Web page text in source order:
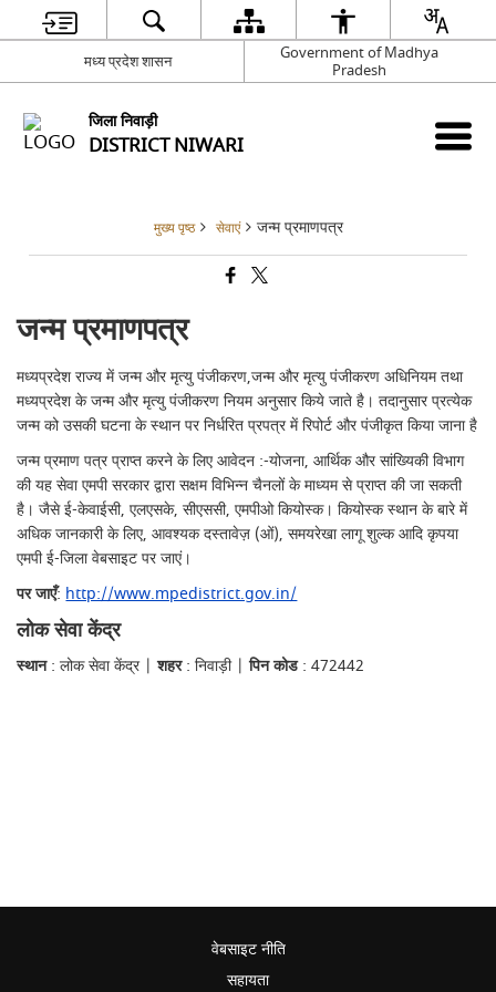
मध्य प्रदेश शासन
Government of Madhya
Pradesh
जिला निवाड़ी
DISTRICT NIWARI
मुख्य पृष्ठ सेवाएं जन्म प्रमाणपत्र
जन्म प्रमाणपत्र
मध्यप्रदेश राज्य में जन्म और मृत्यु पंजीकरण,जन्म और मृत्यु पंजीकरण अधिनियम तथा
मध्यप्रदेश के जन्म और मृत्यु पंजीकरण नियम अनुसार किये जाते है। तदानुसार प्रत्येक
जन्म को उसकी घटना के स्थान पर निर्धरित प्रपत्र में रिपोर्ट और पंजीकृत किया जाना है
जन्म प्रमाण पत्र प्राप्त करने के लिए आवेदन :-योजना, आर्थिक और सांख्यिकी विभाग
की यह सेवा एमपी सरकार द्वारा सक्षम विभिन्न चैनलों के माध्यम से प्राप्त की जा सकती
है। जैसे ई-केवाईसी, एलएसके, सीएससी, एमपीओ कियोस्क। कियोस्क स्थान के बारे में
अधिक जानकारी के लिए, आवश्यक दस्तावेज़ (ओं), समयरेखा लागू शुल्क आदि कृपया
एमपी ई-जिला वेबसाइट पर जाएं।
पर जाएँ: http://www.mpedistrict.gov.in/
लोक सेवा केंद्र
स्थान: लोक सेवा केंद्र |शहर: निवाड़ी |पिन कोड: 472442
वेबसाइट नीति
सहायता